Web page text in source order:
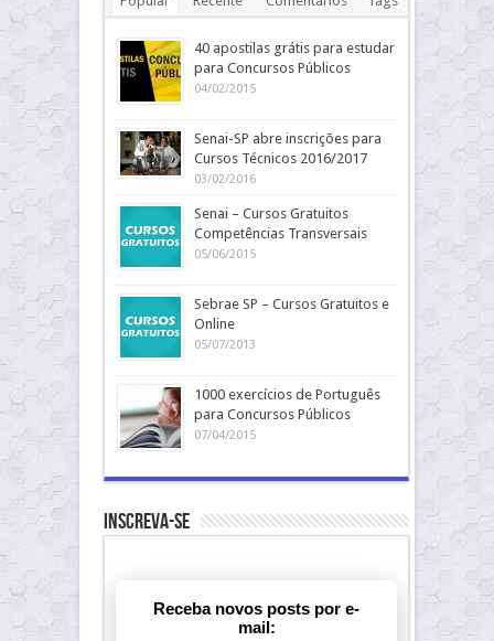
40 apostilas grátis para estudar
para Concursos Públicos
04/02/2015
Senai-SP abre inscrições para
Cursos Técnicos 2016/2017
03/02/2016
Senai – Cursos Gratuitos
Competências Transversais
05/06/2015
Sebrae SP – Cursos Gratuitos e
Online
05/07/2013
1000 exercícios de Português
para Concursos Públicos
07/04/2015
Inscreva-se
Receba novos posts por e-
mail: